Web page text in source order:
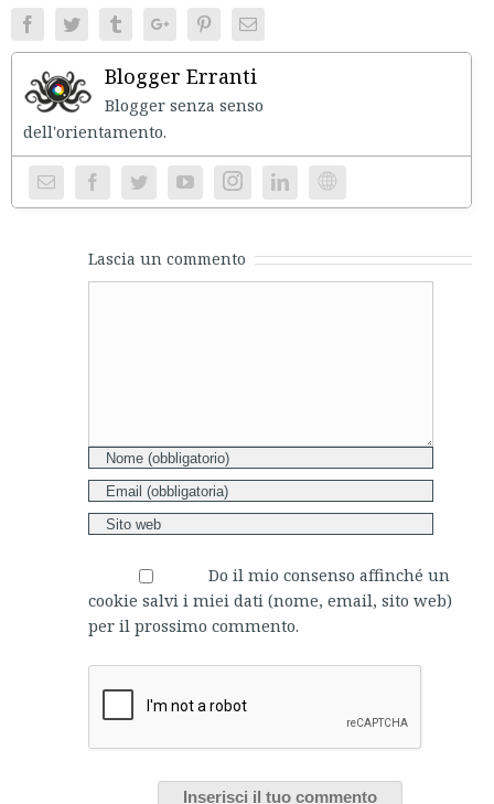
FacebookTwitter TumblrGoogle+PinterestEmail
Blogger Erranti
Blogger senza senso
Instagram Website
Lascia un commento
Do il mio consenso affinché un
cookie salvi i miei dati (nome, email, sito web)
per il prossimo commento.